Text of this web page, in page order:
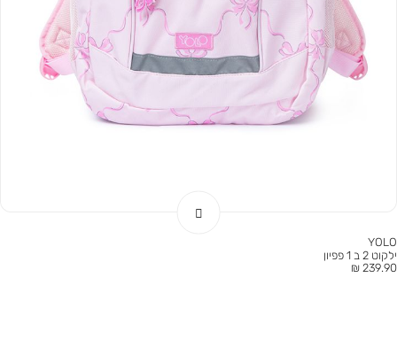
YOLO
ילקוט 2 ב 1 פפיון
מחיר
239.90 ₪